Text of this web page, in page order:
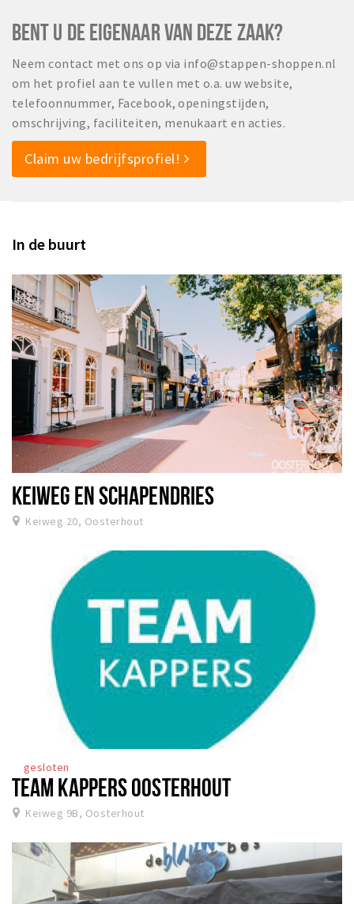
BENT U DE EIGENAAR VAN DEZE ZAAK?
Neem contact met ons op via info@stappen-shoppen.nl
om het profiel aan te vullen met o.a. uw website,
telefoonnummer, Facebook, openingstijden,
omschrijving, faciliteiten, menukaart en acties.
Claim uw bedrijfsprofiel!
In de buurt
KEIWEG EN SCHAPENDRIES
Keiweg 20, Oosterhout
gesloten
TEAM KAPPERS OOSTERHOUT
Keiweg 9B, Oosterhout